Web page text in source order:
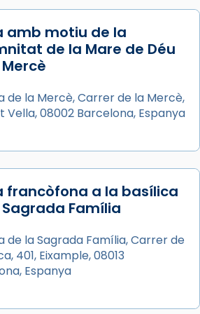
de tres hores. Després,
el 1972) al voltant
relíquies de les santes.
també un grup de
música i ball propis. Festa
és calor, ves per les
Share
de Barcelona
és juntament amb el
Pere un dels que
de prop Jesús.
amb motiu de la
de la Mare de Déu
de la Mercè, Carrer de la Mercè,
Vella, 08002 Barcelona, Espanya
francòfona a la basílica
Família
de la Sagrada Família, Carrer de
401, Eixample, 08013
Espanya